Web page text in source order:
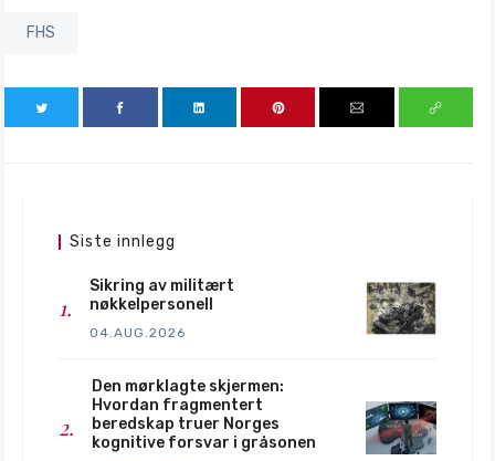
FHS
Siste innlegg
Sikring av militært
nøkkelpersonell
04.AUG.2026
Den mørklagte skjermen:
Hvordan fragmentert
beredskap truer Norges
kognitive forsvar i gråsonen